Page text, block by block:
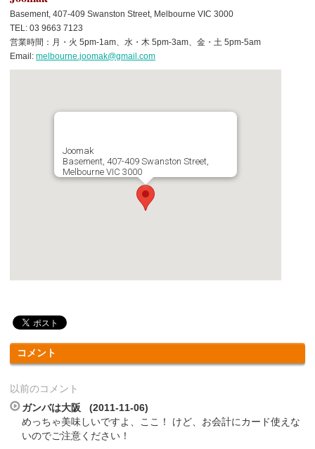
Basement, 407-409 Swanston Street, Melbourne VIC 3000
TEL: 03 9663 7123
営業時間：月・火 5pm-1am、水・木 5pm-3am、金・土 5pm-5am
Email: melbourne.joomak@gmail.com
Joomak
Basement, 407-409 Swanston Street,
Melbourne VIC 3000
コメント
以前のコメント
ガンバは大阪 (2011-11-06)
めっちゃ美味しいですよ、ここ！ けど、お会計にカード使えな
いのでご注意ください！